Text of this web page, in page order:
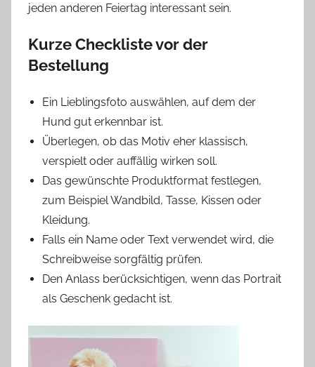
jeden anderen Feiertag interessant sein.
Kurze Checkliste vor der
Bestellung
Ein Lieblingsfoto auswählen, auf dem der
Hund gut erkennbar ist.
Überlegen, ob das Motiv eher klassisch,
verspielt oder auffällig wirken soll.
Das gewünschte Produktformat festlegen,
zum Beispiel Wandbild, Tasse, Kissen oder
Kleidung.
Falls ein Name oder Text verwendet wird, die
Schreibweise sorgfältig prüfen.
Den Anlass berücksichtigen, wenn das Portrait
als Geschenk gedacht ist.